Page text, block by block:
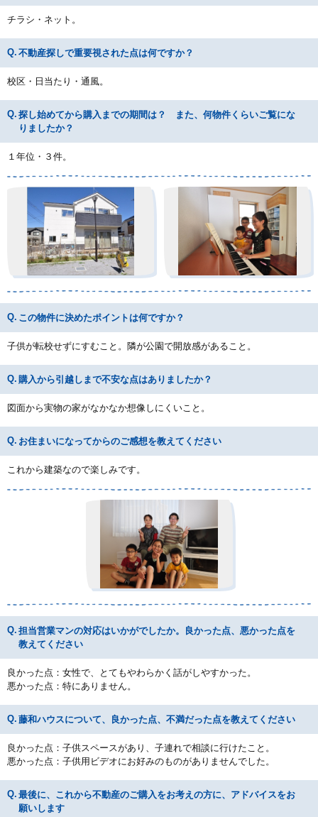
チラシ・ネット。
不動産探しで重要視された点は何ですか？
校区・日当たり・通風。
探し始めてから購入までの期間は？ また、何物件くらいご覧にな
りましたか？
１年位・３件。
この物件に決めたポイントは何ですか？
子供が転校せずにすむこと。隣が公園で開放感があること。
購入から引越しまで不安な点はありましたか？
図面から実物の家がなかなか想像しにくいこと。
お住まいになってからのご感想を教えてください
これから建築なので楽しみです。
担当営業マンの対応はいかがでしたか。良かった点、悪かった点を
教えてください
良かった点：女性で、とてもやわらかく話がしやすかった。
悪かった点：特にありません。
藤和ハウスについて、良かった点、不満だった点を教えてください
良かった点：子供スペースがあり、子連れで相談に行けたこと。
悪かった点：子供用ビデオにお好みのものがありませんでした。
最後に、これから不動産のご購入をお考えの方に、アドバイスをお
願いします